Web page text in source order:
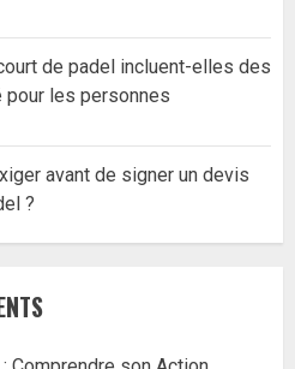
de padel incluent-elles des
les personnes
avant de signer un devis
?